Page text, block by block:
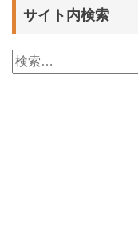
サイト内検索
検
索: